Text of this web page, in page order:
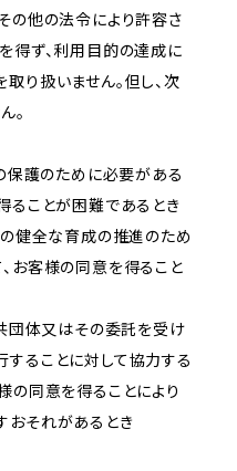
の他の法令により許容さ
得ず、利用目的の達成に
り扱いません。但し、次
。
保護のために必要がある
ることが困難であるとき
健全な育成の推進のため
お客様の同意を得ること
団体又はその委託を受け
ることに対して協力する
の同意を得ることにより
おそれがあるとき